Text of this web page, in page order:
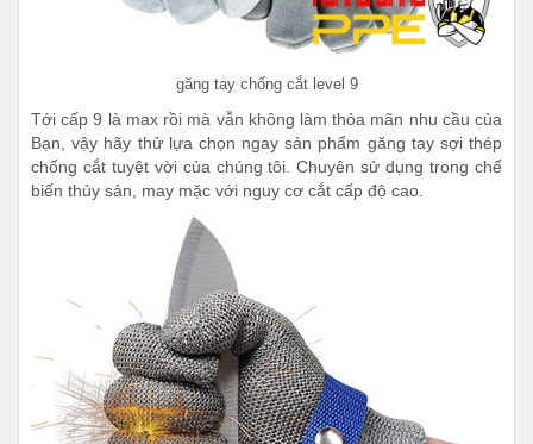
găng tay chống cắt level 9
Tới cấp 9 là max rồi mà vẫn không làm thỏa mãn nhu cầu của
Bạn, vậy hãy thử lựa chọn ngay sản phẩm găng tay sợi thép
chống cắt tuyệt vời của chúng tôi. Chuyên sử dụng trong chế
biến thủy sản, may mặc với nguy cơ cắt cấp độ cao.